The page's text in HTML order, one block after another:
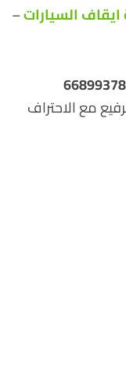
السيارات–
مع الاحتراف